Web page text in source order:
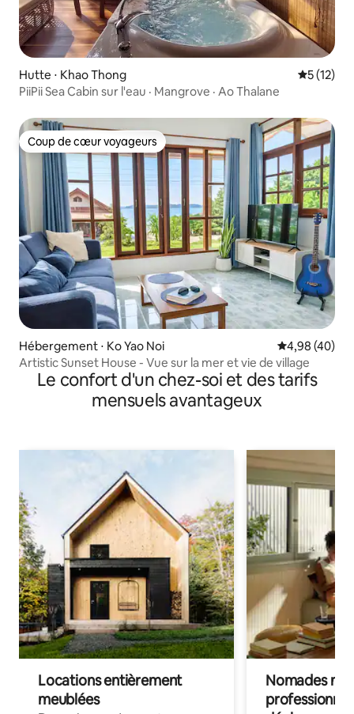
Hutte ⋅ Khao Thong
5 (12)
PiiPii Sea Cabin sur l'eau · Mangrove · Ao Thalane
Coup de cœur voyageurs
Coup de cœur voyageurs
Hébergement ⋅ Ko Yao Noi Évaluation
4,98 (40)
Artistic Sunset House - Vue sur la mer et vie de village
Le confort d'un chez-soi et des tarifs
mensuels avantageux
Locations entièrement
meublées
Nomades